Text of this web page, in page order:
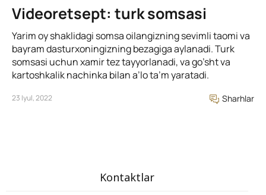
Videoretsept: turk somsasi
Yarim oy shaklidagi somsa oilangizning sevimli taomi va
bayram dasturxoningizning bezagiga aylanadi. Turk
somsasi uchun xamir tez tayyorlanadi, va go’sht va
kartoshkalik nachinka bilan a’lo ta’m yaratadi.
23 Iyul, 2022 Sharhlar
Kontaktlar